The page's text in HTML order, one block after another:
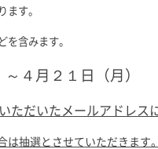
ます。
含みます。
４月２１日（月）
だいたメールアドレス
抽選とさせていただきます。